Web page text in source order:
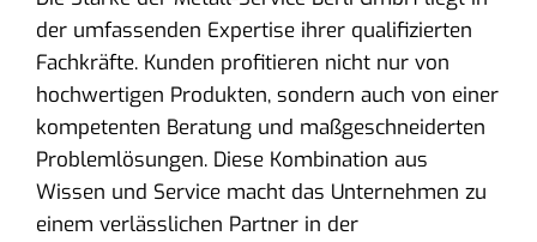
der umfassenden Expertise ihrer qualifizierten
Fachkräfte. Kunden profitieren nicht nur von
hochwertigen Produkten, sondern auch von einer
kompetenten Beratung und maßgeschneiderten
Problemlösungen. Diese Kombination aus
Wissen und Service macht das Unternehmen zu
einem verlässlichen Partner in der